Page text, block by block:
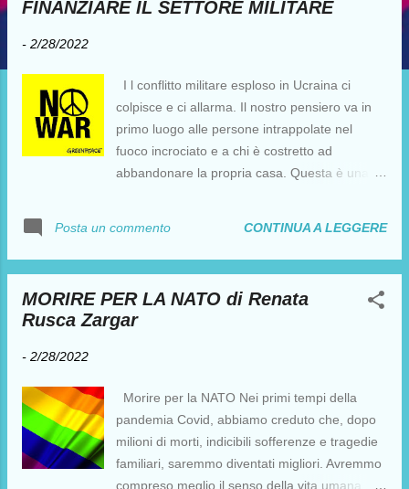
FINANZIARE IL SETTORE MILITARE
- 2/28/2022
I l conflitto militare esploso in Ucraina ci
colpisce e ci allarma. Il nostro pensiero va in
primo luogo alle persone intrappolate nel
fuoco incrociato e a chi è costretto ad
abbandonare la propria casa. Questa è una
solo dalla parte della Pace. Per questo
abbandonare il conflitto armato e utilizzare gli
strumenti della diplomazia per risolvere i
di pandemia, con un’emergenza ambientale e
climatica sempre più pressante, con un
collasso della biodiversità sempre più
tangibile, una guerra è l’ultima cosa che ci
serve. Per questo già a Settembre 2021
Posta un commento CONTINUA A LEGGERE
MORIRE PER LA NATO di Renata
Rusca Zargar
- 2/28/2022
Morire per la NATO Nei primi tempi della
pandemia Covid, abbiamo creduto che, dopo
milioni di morti, indicibili sofferenze e tragedie
familiari, saremmo diventati migliori. Avremmo
compreso meglio il senso della vita umana. Il